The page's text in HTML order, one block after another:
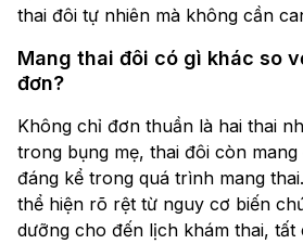
thai đôi tự nhiên mà không cần
Mang thai đôi có gì khác so
đơn?
Không chỉ đơn thuần là hai thai
trong bụng mẹ, thai đôi còn
đáng kể trong quá trình mang
thể hiện rõ rệt từ nguy cơ biến
dưỡng cho đến lịch khám thai, tất